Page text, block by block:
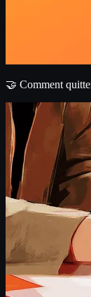
🤝 Comment